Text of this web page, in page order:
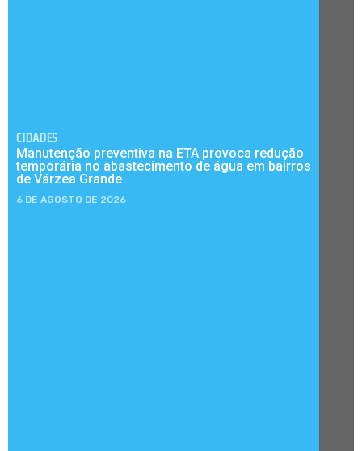
CIDADES
Manutenção preventiva na ETA provoca redução
temporária no abastecimento de água em bairros
de Várzea Grande
6 DE AGOSTO DE 2026